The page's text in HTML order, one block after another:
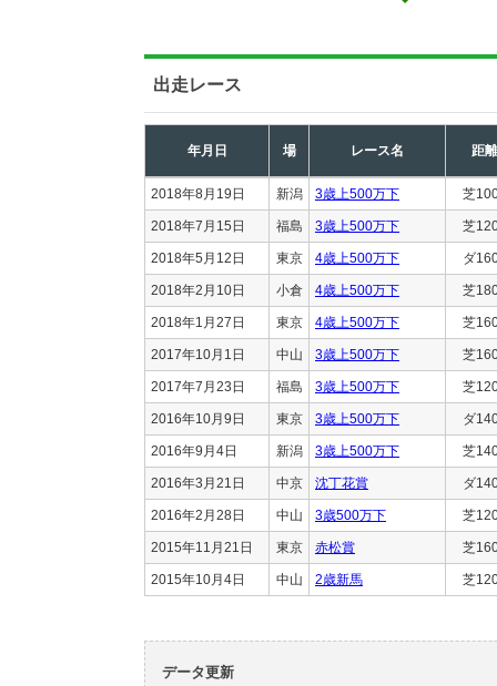
出走レース
年月日 場 レース名 距離
2018年8月19日 新潟 3歳上500万下 芝
2018年7月15日 福島 3歳上500万下 芝
2018年5月12日 東京 4歳上500万下 ダ
2018年2月10日 小倉 4歳上500万下 芝
2018年1月27日 東京 4歳上500万下 芝
2017年10月1日 中山 3歳上500万下 芝
2017年7月23日 福島 3歳上500万下 芝
2016年10月9日 東京 3歳上500万下 ダ
2016年9月4日 新潟 3歳上500万下 芝
2016年3月21日 中京 沈丁花賞 ダ
2016年2月28日 中山 3歳500万下 芝
2015年11月21日 東京 赤松賞 芝
2015年10月4日 中山 2歳新馬 芝
データ更新